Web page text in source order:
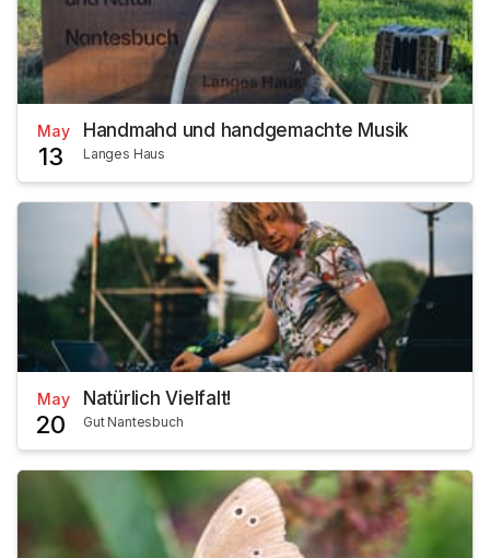
May
13
Handmahd und handgemachte Musik
Langes Haus
May
20
Natürlich Vielfalt!
Gut Nantesbuch